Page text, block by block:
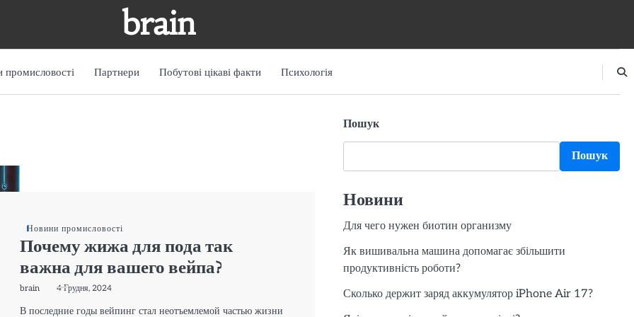
brain
промисловості Партнери Побутові цікаві факти Психологія
Новини промисловості
Почему жижа для пода так
важна для вашего вейпа?
brain 4 Грудня, 2024
В последние годы вейпинг стал неотъемлемой частью жизни
Пошук
Пошук
Новини
Для чего нужен биотин организму
Як вишивальна машина допомагає збільшити
продуктивність роботи?
Сколько держит заряд аккумулятор iPhone Air 17?